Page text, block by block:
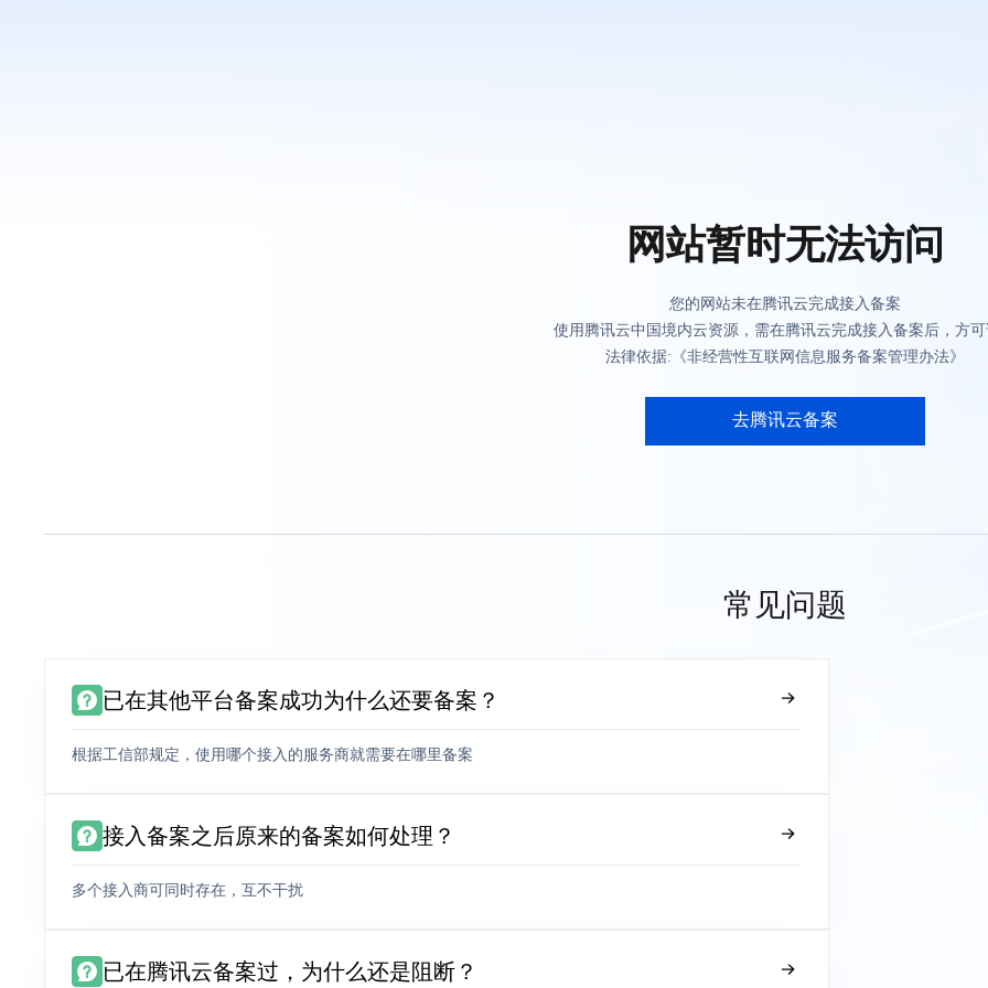
网站暂时无法访问
您的网站未在腾讯云完成接入备案
使用腾讯云中国境内云资源，需在腾讯云完成接入备案后，方
法律依据:《非经营性互联网信息服务备案管理办法》
去腾讯云备案
常见问题
已在其他平台备案成功为什么还要备案？
根据工信部规定，使用哪个接入的服务商就需要在哪里备案
接入备案之后原来的备案如何处理？
多个接入商可同时存在，互不干扰
已在腾讯云备案过，为什么还是阻断？